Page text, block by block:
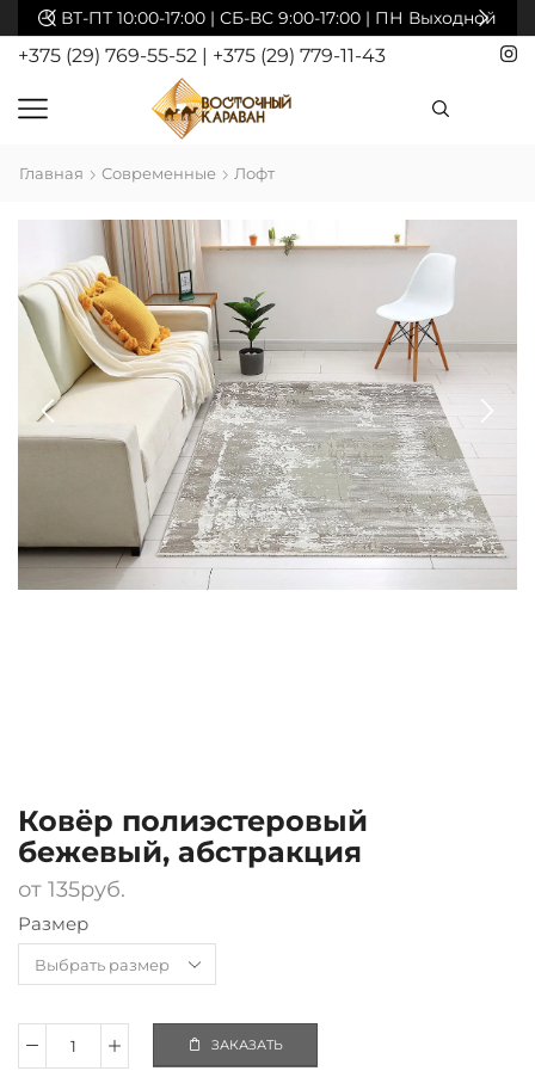
ВТ-ПТ 10:00-17:00 | СБ-ВС 9:00-17:00 | ПН Выходной
+375 (29) 769-55-52 | +375 (29) 779-11-43
Главная Современные Лофт
Ковёр полиэстеровый
бежевый, абстракция
от 135руб.
Размер
Количество
ЗАКАЗАТЬ